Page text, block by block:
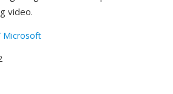
video.
Microsoft